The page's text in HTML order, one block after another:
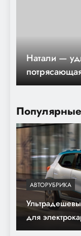
АВТОРУБРИКА
для
Натали —
Цветочная
материалы